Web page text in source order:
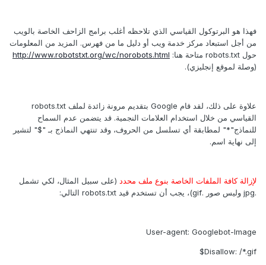
فهذا هو البرتوكول القياسي الذي تلاحظه أغلب برامج الزاحف الخاصة بالويب
من أجل استبعاد مركز خدمة ويب أو دليل ما من فهرس. المزيد من المعلومات
حول robots.txt متاحة هنا:
http://www.robotstxt.org/wc/norobots.html
(وصلة لموقع إنجليزي).
علاوة على ذلك، لقد قام Google بتقديم مرونة زائدة لملف robots.txt
القياسي من خلال استخدام العلامات النجمية. قد يتضمن عدم السماح
للنماذج"*" لمطابقة أي تسلسل من الحروف، وقد تنتهي النماذج بـ "$" لتشير
إلى نهاية اسم.
لإزالة كافة الملفات الخاصة بنوع ملف محدد(على سبيل المثال، لكي تشمل
User-agent: Googlebot-Image
Disallow: /*.gif$